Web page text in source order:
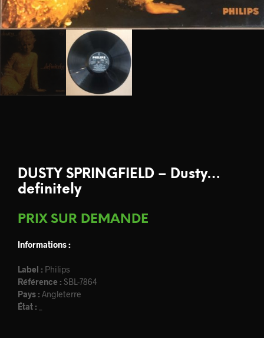
DUSTY SPRINGFIELD – Dusty…
definitely
PRIX SUR DEMANDE
Informations :
Label : Philips
Référence : SBL-7864
Pays : Angleterre
État :